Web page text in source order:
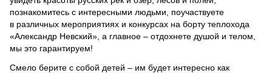
познакомитесь с интересными людьми, поучаствуете
в различных мероприятиях и конкурсах на борту теплохода
«Александр Невский», а главное – отдохнете душой и телом,
мы это гарантируем!
Смело берите с собой детей – им будет интересно как